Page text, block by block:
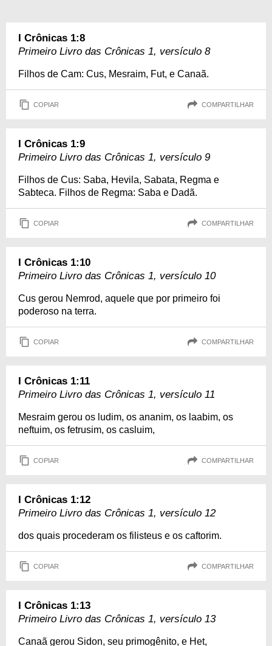
I Crônicas 1:8
Primeiro Livro das Crônicas 1, versículo 8
Filhos de Cam: Cus, Mesraim, Fut, e Canaã.
COPIAR COMPARTILHAR
I Crônicas 1:9
Primeiro Livro das Crônicas 1, versículo 9
Filhos de Cus: Saba, Hevila, Sabata, Regma e
Sabteca. Filhos de Regma: Saba e Dadã.
COPIAR COMPARTILHAR
I Crônicas 1:10
Primeiro Livro das Crônicas 1, versículo 10
Cus gerou Nemrod, aquele que por primeiro foi
poderoso na terra.
COPIAR COMPARTILHAR
I Crônicas 1:11
Primeiro Livro das Crônicas 1, versículo 11
Mesraim gerou os ludim, os ananim, os laabim, os
neftuim, os fetrusim, os casluim,
COPIAR COMPARTILHAR
I Crônicas 1:12
Primeiro Livro das Crônicas 1, versículo 12
dos quais procederam os filisteus e os caftorim.
COPIAR COMPARTILHAR
I Crônicas 1:13
Primeiro Livro das Crônicas 1, versículo 13
Canaã gerou Sidon, seu primogênito, e Het,